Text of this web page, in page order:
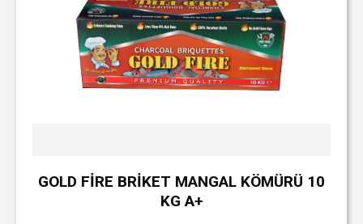
GOLD FİRE BRİKET MANGAL KÖMÜRÜ 10
KG A+